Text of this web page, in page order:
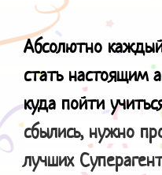
Абсолютно
стать настоящим
куда пойти
сбылись, нужно
лучших